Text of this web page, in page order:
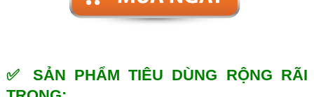
✅ SẢN PHẨM TIÊU DÙNG RỘNG RÃI